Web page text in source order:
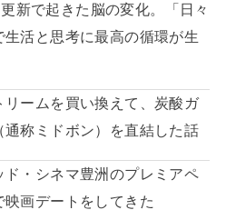
新で起きた脳の変化。「日々
生活と思考に最高の循環が生
リームを買い換えて、炭酸ガ
通称ミドボン）を直結した話
ド・シネマ豊洲のプレミアペ
映画デートをしてきた